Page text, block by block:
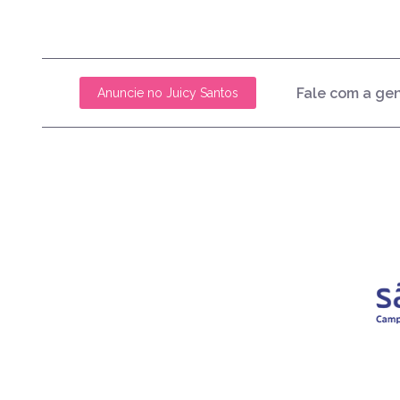
Anuncie no Juicy Santos Fale com a